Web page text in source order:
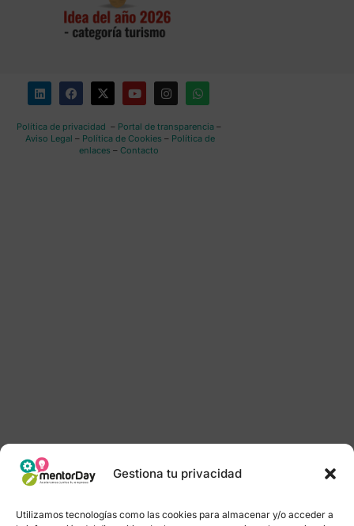
Gestiona tu privacidad
Utilizamos tecnologías como las cookies para almacenar y/o acceder a
Política de privacidad – Portal de transparencia–
Aviso Legal – Política de Cookies – Política de
enlaces – Contacto